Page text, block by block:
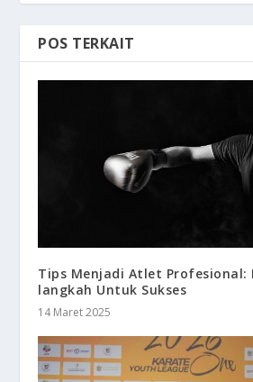
POS TERKAIT
Tips Menjadi Atlet Profesional:
langkah Untuk Sukses
14 Maret 2025